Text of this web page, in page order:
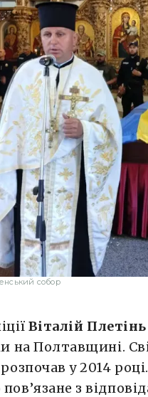
собор
Віталій Плетінь
на Полтавщині.
у 2014
з